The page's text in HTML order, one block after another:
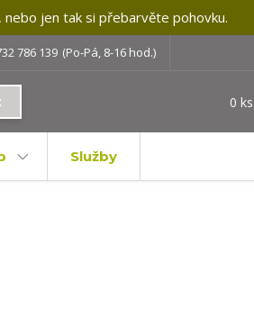
jen tak si přebarvěte pohovku.
786 139 (Po-Pá, 8-16 hod.)
0 ks
Služby